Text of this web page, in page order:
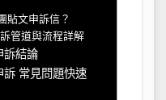
貼文申訴信？
管道與流程詳解
訴結論
訴 常見問題快速